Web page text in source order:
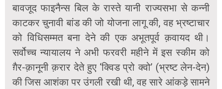
बावजूद फाइनैन्स बिल के रास्ते यानी राज्यसभा से कन्नी
काटकर चुनावी बांड की जो योजना लागू की, वह भ्रष्टाचार
को विधिसम्मत बना देने की एक अभूतपूर्व क़वायद थी।
सर्वोच्च न्यायालय ने अभी फरवरी महीने में इस स्कीम को
ग़ैर-क़ानूनी क़रार देते हुए ‘क्विड प्रो क्वो’ (भ्रष्ट लेन-देन)
की जिस आशंका पर उंगली रखी थी, वह सारे आंकड़े सामने